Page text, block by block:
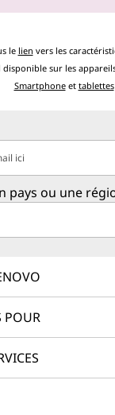
le lien vers les
sur les
Smartphoneet tablettes
ici
pays ou une
POUR